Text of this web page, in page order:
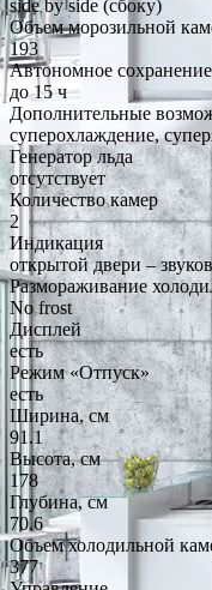
side by side (сбоку)
Объем морозильной
193
Автономное
до 15 ч
Дополнительные
суперохлаждение,
Генератор льда
отсутствует
Количество камер
2
Индикация
открытой двери –
Размораживание
No frost
Дисплей
есть
Режим «Отпуск»
есть
Ширина, см
91.1
Высота, см
178
Глубина, см
70.6
Объем холодильной
377